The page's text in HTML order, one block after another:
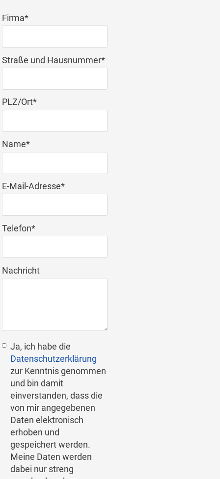
Pflichtfeld
Firma*
Pflichtfeld
Straße und Hausnummer*
Pflichtfeld
PLZ/Ort*
Pflichtfeld
Name*
Pflichtfeld
E-Mail-Adresse*
Pflichtfeld
Telefon*
Nachricht
Ja, ich habe die
Datenschutzerklärung
zur Kenntnis genommen
und bin damit
einverstanden, dass die
von mir angegebenen
Daten elektronisch
erhoben und
gespeichert werden.
Meine Daten werden
dabei nur streng